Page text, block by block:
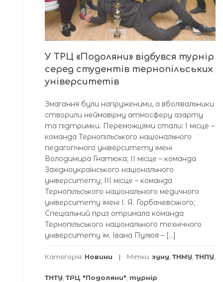
У ТРЦ «Подоляни» відбувся турнір
серед студентів тернопільських
університетів
Змагання були напруженими, а вболівальники
створили неймовірну атмосферу азарту
та підтримки. Переможцями стали: І місце –
команда Тернопільського національного
педагогічного університету імені
Володимира Гнатюка; ІІ місце – команда
Західноукраїнського національного
університету; ІІІ місце – команда
Тернопільського національного медичного
університету імені І. Я. Горбачевського;
Спеціальний приз отримала команда
Тернопільського національного технічного
університету ім. Івана Пулюя – […]
Категорія: Новини Мітки: зуну ТНМУ ТНПУ
ТНТУ ТРЦ "Подоляни" турнір